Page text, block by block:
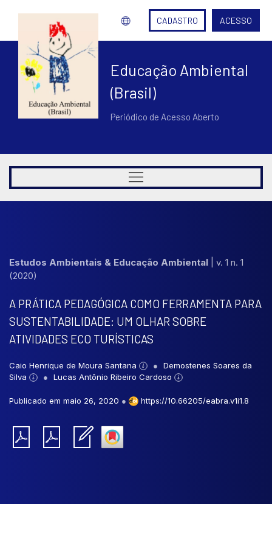
CADASTRO ACESSO
Educação Ambiental
(Brasil)
Periódico de Acesso Aberto
Estudos Ambientais & Educação Ambiental
v. 1 n. 1
(2020)
A PRÁTICA PEDAGÓGICA COMO FERRAMENTA PARA
SUSTENTABILIDADE: UM OLHAR SOBRE
ATIVIDADES ECO TURÍSTICAS
Caio Henrique de Moura Santana
Demostenes Soares da
Silva
Lucas Antônio Ribeiro Cardoso
Publicado em maio 26, 2020 ● https://10.66205/eabra.v1i1.8